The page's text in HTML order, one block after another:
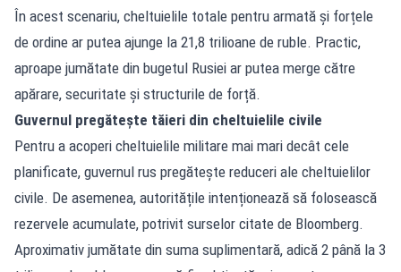
În acest scenariu, cheltuielile totale pentru armată și forțele
de ordine ar putea ajunge la 21,8 trilioane de ruble. Practic,
aproape jumătate din bugetul Rusiei ar putea merge către
apărare, securitate și structurile de forță.
Guvernul pregătește tăieri din cheltuielile civile
Pentru a acoperi cheltuielile militare mai mari decât cele
planificate, guvernul rus pregătește reduceri ale cheltuielilor
civile. De asemenea, autoritățile intenționează să folosească
rezervele acumulate, potrivit surselor citate de Bloomberg.
Aproximativ jumătate din suma suplimentară, adică 2 până la 3